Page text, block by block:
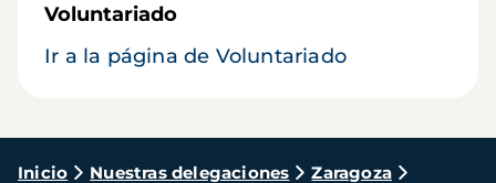
Voluntariado
Ir a la página de Voluntariado
Ruta
Inicio Nuestras delegaciones
Zaragoza